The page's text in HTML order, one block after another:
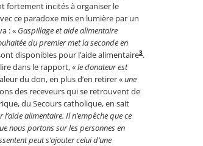
fortement incités à organiser le
ce paradoxe mis en lumière par un
: « Gaspillage et aide alimentaire
du premier met la seconde en
disponibles pour l’aide alimentaire3.
dans le rapport, «le donateur est
du don, en plus d’en retirer «une
des receveurs qui se retrouvent de
du Secours catholique, en sait
alimentaire. Il n’empêche que ce
nous portons sur les personnes en
peut s’ajouter celui d’une